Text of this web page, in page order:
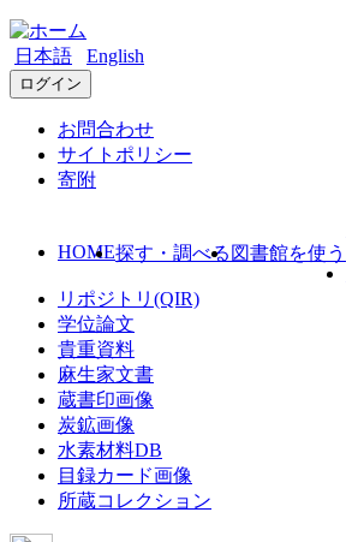
日本語 English
ログイン
お問合わせ
サイトポリシー
寄附
HOME探す・調べる 図書館を使う
リポジトリ(QIR)
学位論文
貴重資料
麻生家文書
蔵書印画像
炭鉱画像
水素材料DB
目録カード画像
所蔵コレクション